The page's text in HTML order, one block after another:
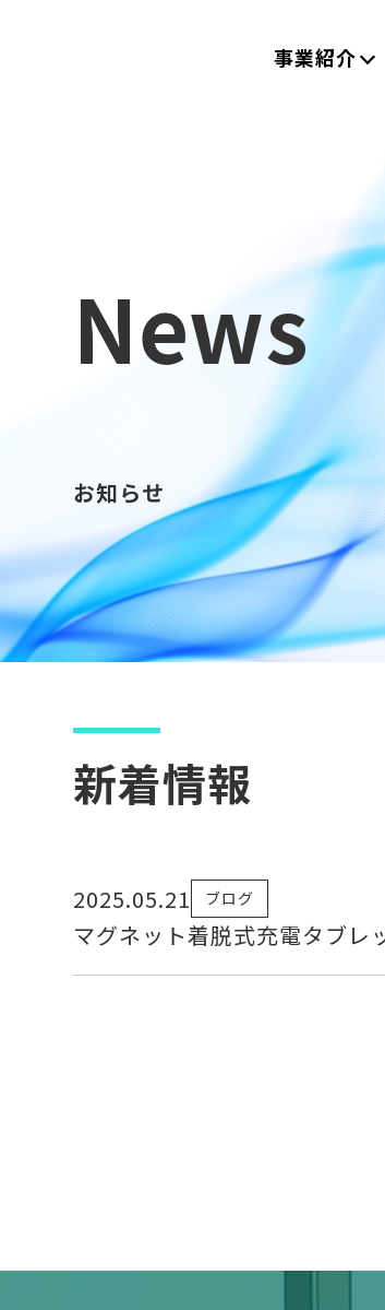
事業紹介
News
お知らせ
新着情報
2025.05.21 ブログ
マグネット着脱式充電タブレ